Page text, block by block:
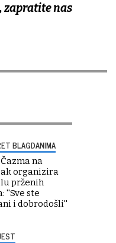
zapratite nas
BLAGDANIMA
na
organizira
prženih
''Sve ste
i dobrodošli''